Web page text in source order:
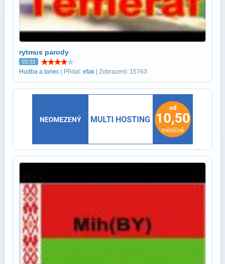
rytmus parody
03:33
Hudba a tanec | Přidal: efak | Zobrazení: 15763